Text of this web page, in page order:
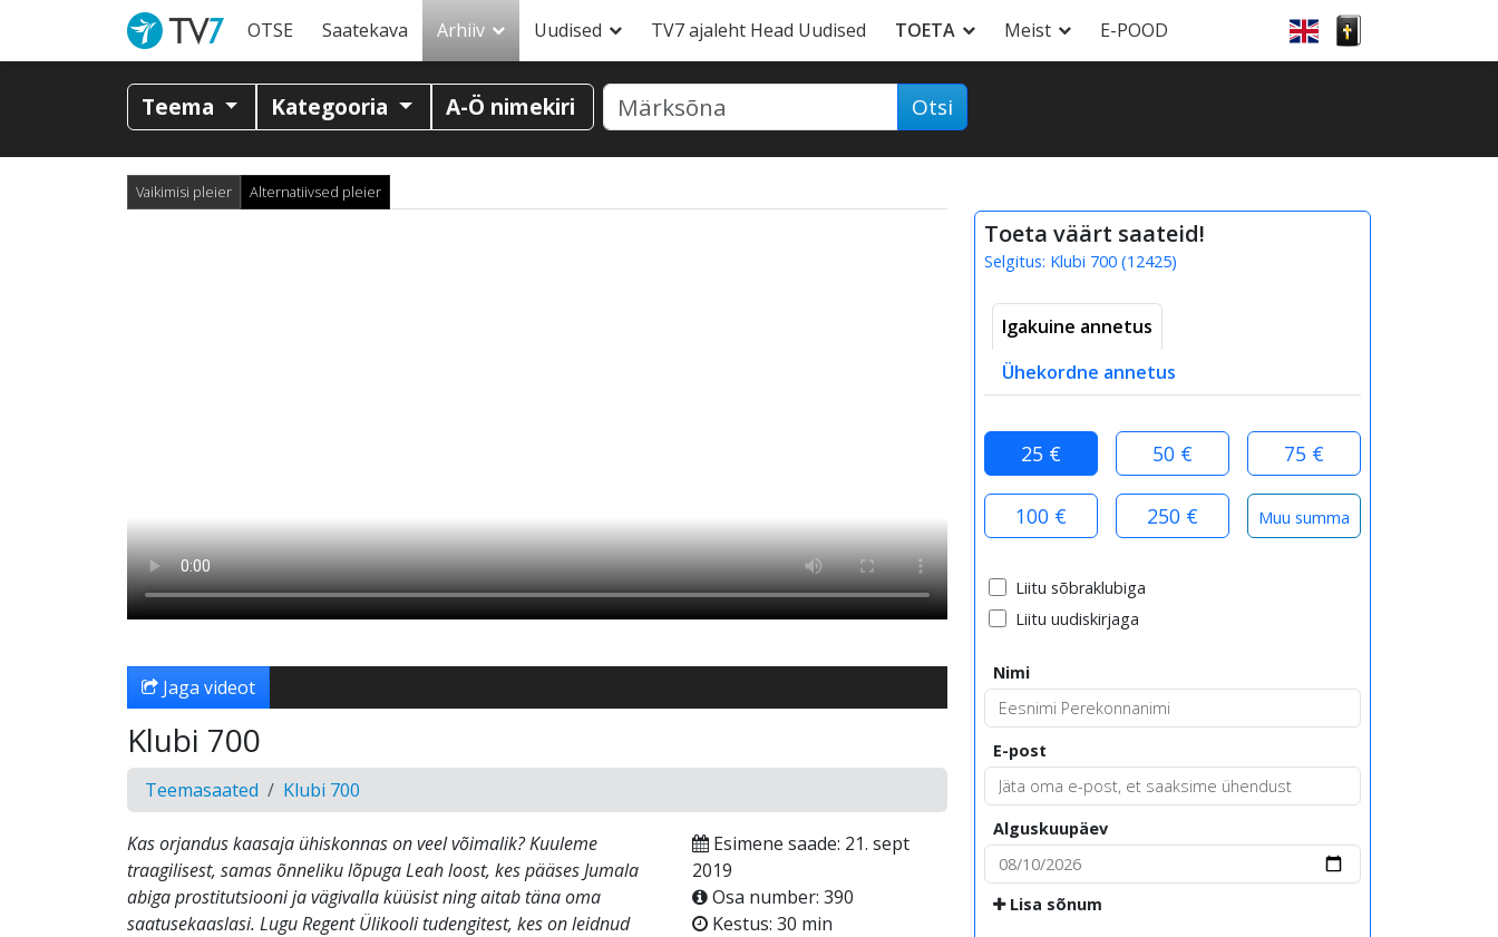
OTSE Saatekava Arhiiv Uudised TV7 ajaleht Head Uudised TOETA Meist E-POOD
Teema Kategooria A-Ö nimekiri Otsi
Vaikimisi pleier Alternatiivsed pleier
Jaga videot
Klubi 700
Teemasaated Klubi 700
Kas orjandus kaasaja ühiskonnas on veel võimalik? Kuuleme
traagilisest, samas õnneliku lõpuga Leah loost, kes pääses Jumala
abiga prostitutsiooni ja vägivalla küüsist ning aitab täna oma
saatusekaaslasi. Lugu Regent Ülikooli tudengitest, kes on leidnud
Esimene saade: 21. sept
2019
Osa number: 390
Kestus: 30 min
Toeta väärt saateid!
Selgitus: Klubi 700 (12425)
Igakuine annetus
Ühekordne annetus
25 € 50 € 75 €
100 € 250 €
Liitu sõbraklubiga
Liitu uudiskirjaga
Nimi
E-post
Alguskuupäev
Lisa sõnum